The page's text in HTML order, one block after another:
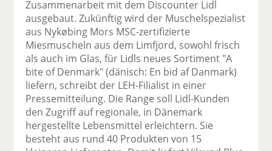
e
b
o
o
k
te
il
e
n
n k
e
n
te
il
n
l
er
se
n
e
Zusammenarbeit mit dem Discounter Lidl
ausgebaut. Zukünftig wird der Muschelspezialist
aus Nykøbing Mors MSC-zertifizierte
Miesmuscheln aus dem Limfjord, sowohl frisch
als auch im Glas, für Lidls neues Sortiment "A
bite of Denmark" (dänisch: En bid af Danmark)
liefern, schreibt der LEH-Filialist in einer
Pressemitteilung. Die Range soll Lidl-Kunden
den Zugriff auf regionale, in Dänemark
hergestellte Lebensmittel erleichtern. Sie
besteht aus rund 40 Produkten von 15